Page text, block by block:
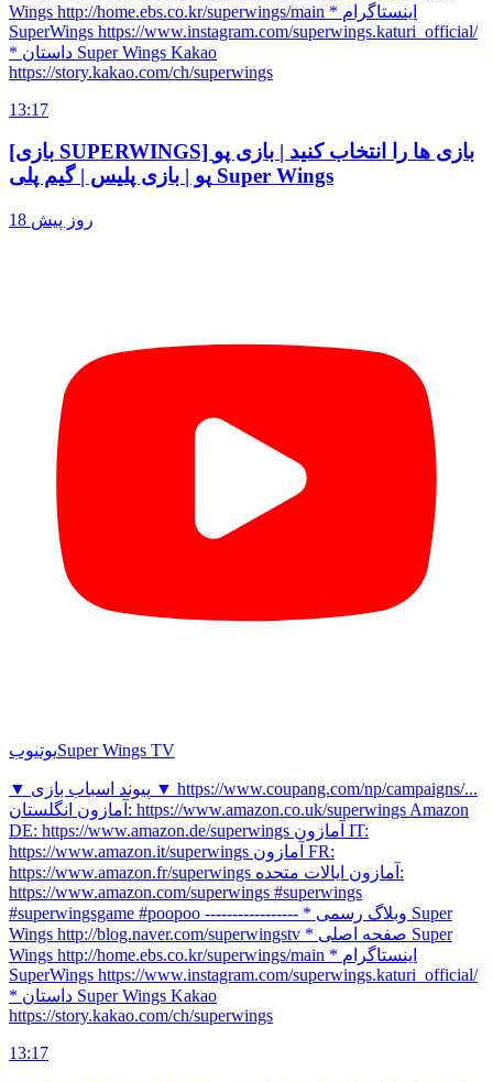
Wings http://home.ebs.co.kr/superwings/main * اینستاگرام
SuperWings https://www.instagram.com/superwings.katuri_official/
* داستان Super Wings Kakao
https://story.kakao.com/ch/superwings
13:17
[بازی SUPERWINGS] بازی ها را انتخاب کنید | بازی پو
پو | بازی پلیس | گیم پلی Super Wings
18 روز پیش
یوتیوبSuper Wings TV
▼ پیوند اسباب بازی ▼ https://www.coupang.com/np/campaigns/...
آمازون انگلستان: https://www.amazon.co.uk/superwings Amazon
DE: https://www.amazon.de/superwings آمازون IT:
https://www.amazon.it/superwings آمازون FR:
https://www.amazon.fr/superwings آمازون ایالات متحده:
https://www.amazon.com/superwings #superwings
#superwingsgame #poopoo ----------------- * وبلاگ رسمی Super
Wings http://blog.naver.com/superwingstv * صفحه اصلی Super
Wings http://home.ebs.co.kr/superwings/main * اینستاگرام
SuperWings https://www.instagram.com/superwings.katuri_official/
* داستان Super Wings Kakao
https://story.kakao.com/ch/superwings
13:17